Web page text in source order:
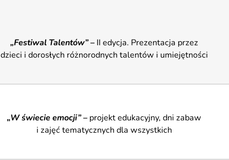
„Festiwal Talentów” –II edycja. Prezentacja przez
dzieci i dorosłych różnorodnych talentów i umiejętności
„W świecie emocji” –projekt edukacyjny, dni zabaw
i zajęć tematycznych dla wszystkich